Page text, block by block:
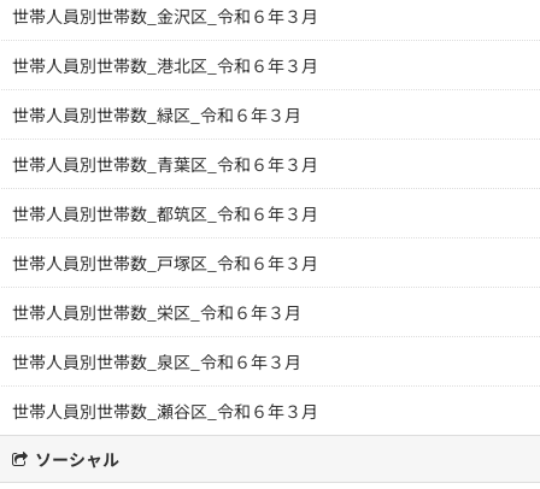
世帯人員別世帯数_金沢区_令和６年３月
世帯人員別世帯数_港北区_令和６年３月
世帯人員別世帯数_緑区_令和６年３月
世帯人員別世帯数_青葉区_令和６年３月
世帯人員別世帯数_都筑区_令和６年３月
世帯人員別世帯数_戸塚区_令和６年３月
世帯人員別世帯数_栄区_令和６年３月
世帯人員別世帯数_泉区_令和６年３月
世帯人員別世帯数_瀬谷区_令和６年３月
ソーシャル